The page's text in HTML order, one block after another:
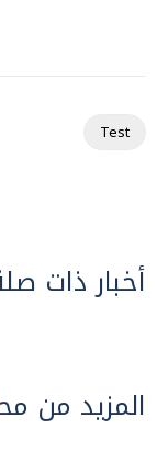
Test
أخبار ذات
المزيد من